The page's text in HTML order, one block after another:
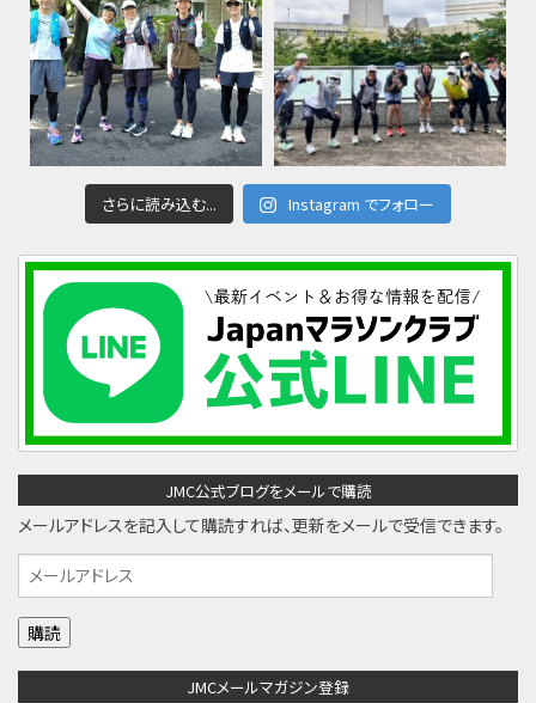
さらに読み込む... Instagram でフォロー
JMC公式ブログをメールで購読
メールアドレスを記入して購読すれば、更新をメールで受信できます。
メ
ー
ル
JMCメールマガジン登録